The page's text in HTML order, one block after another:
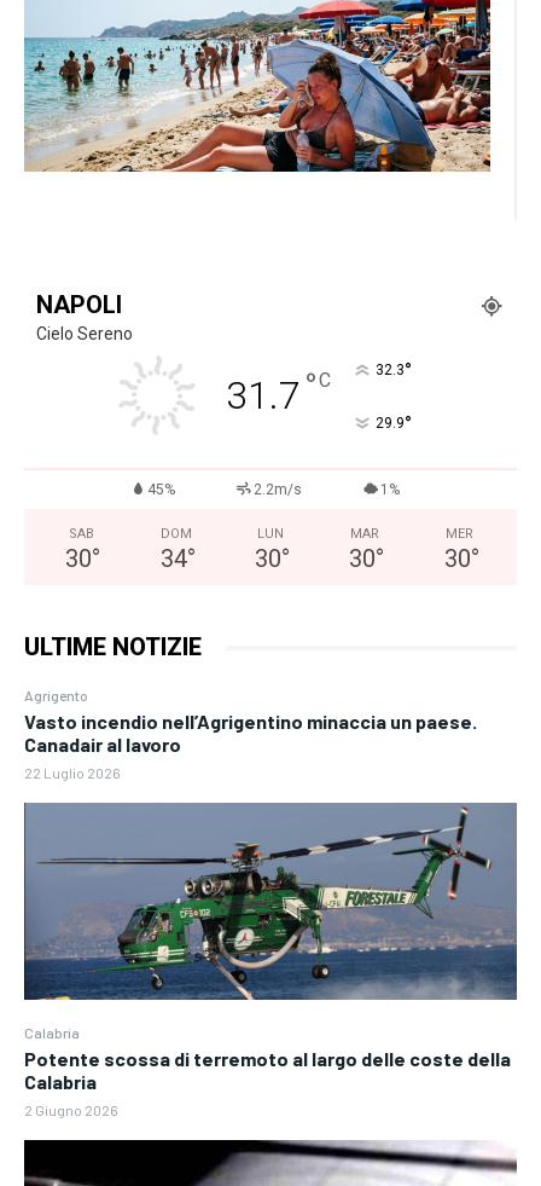
NAPOLI
Cielo Sereno
31.7 °C 32.3°
29.9°
45% 2.2m/s 1%
SAB
30°
DOM
34°
LUN
30°
MAR
30°
MER
30°
ULTIME NOTIZIE
Agrigento
Vasto incendio nell’Agrigentino minaccia un paese.
Canadair al lavoro
22 Luglio 2026
Calabria
Potente scossa di terremoto al largo delle coste della
Calabria
2 Giugno 2026